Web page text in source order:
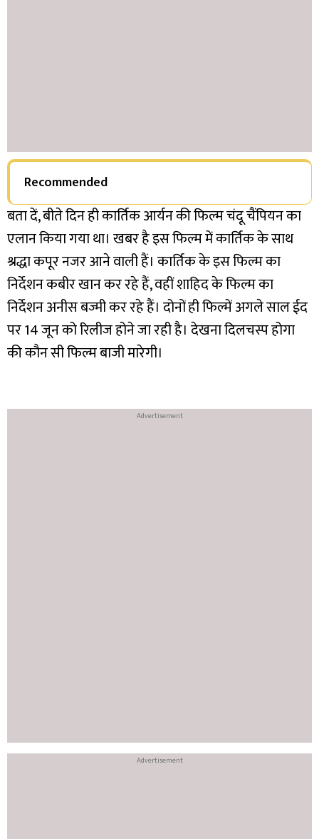
Recommended
बता दें, बीते दिन ही कार्तिक आर्यन की फिल्म चंदू चैंपियन का
एलान किया गया था। खबर है इस फिल्म में कार्तिक के साथ
श्रद्धा कपूर नजर आने वाली हैं। कार्तिक के इस फिल्म का
निर्देशन कबीर खान कर रहे हैं, वहीं शाहिद के फिल्म का
निर्देशन अनीस बज्मी कर रहे हैं। दोनों ही फिल्में अगले साल ईद
पर 14 जून को रिलीज होने जा रही है। देखना दिलचस्प होगा
की कौन सी फिल्म बाजी मारेगी।